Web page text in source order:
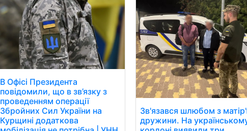
В Офісі Президента
повідомили, що в зв’язку з
проведенням операції
Збройних Сил України на
Курщині додаткова
Зв'язався шлюбом з
дружини. На